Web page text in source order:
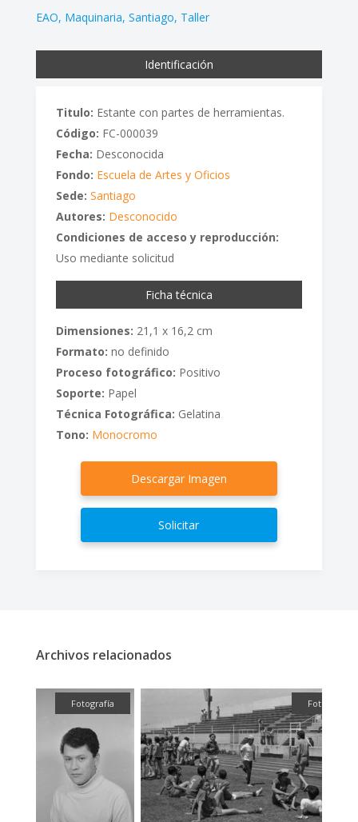
EAO Maquinaria Santiago Taller
Identificación
Titulo: Estante con partes de herramientas.
Código: FC-000039
Fecha: Desconocida
Fondo: Escuela de Artes y Oficios
Sede: Santiago
Autores: Desconocido
Condiciones de acceso y reproducción:
Uso mediante solicitud
Ficha técnica
Dimensiones: 21,1 x 16,2 cm
Formato: no definido
Proceso fotográfico: Positivo
Soporte: Papel
Técnica Fotográfica: Gelatina
Tono: Monocromo
Descargar Imagen
Solicitar
Archivos relacionados
Fotografía Fotografía